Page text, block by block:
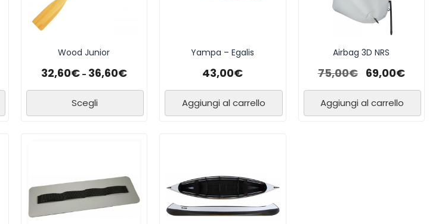
Wood Junior
32,60€ - 36,60€
Scegli
Yampa – Egalis
43,00€
Aggiungi al carrello
Airbag 3D NRS
75,00€ 69,00€
Aggiungi al carrello